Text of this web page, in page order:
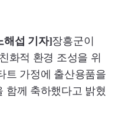
해섭 기자]장흥군이
화적 환경 조성을 위
트 가정에 출산용품을
함께 축하했다고 밝혔